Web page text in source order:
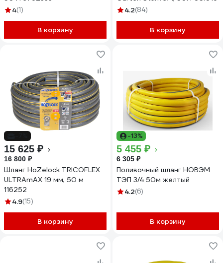
4(1)
В корзину
4.2(84)
В корзину
15 625 ₽
16 800 ₽
Шланг HoZelock TRICOFLEX
ULTRAmAX 19 мм, 50 м
116252
4.9(15)
В корзину
-13%
5 455 ₽
6 305 ₽
Поливочный шланг НОВЭМ
ТЭП 3/4 50м желтый
4.2(6)
В корзину